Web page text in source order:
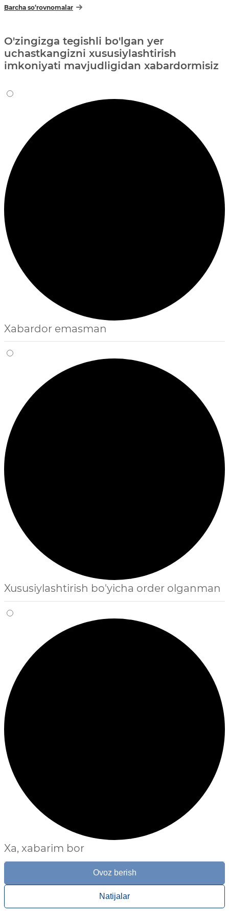
Barcha so‘rovnomalar
O'zingizga tegishli bo'lgan yer
uchastkangizni xususiylashtirish
imkoniyati mavjudligidan xabardormisiz
Xabardor emasman
Xususiylashtirish bo'yicha order olganman
Xa, xabarim bor
Ovoz berish
Natijalar